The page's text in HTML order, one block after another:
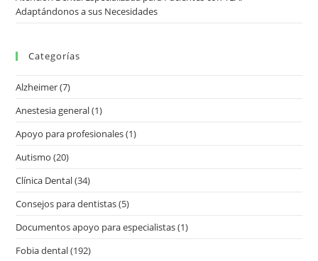
Adaptándonos a sus Necesidades
Categorías
Alzheimer(7)
Anestesia general(1)
Apoyo para profesionales(1)
Autismo (20)
Clínica Dental(34)
Consejos para dentistas(5)
Documentos apoyo para especialistas(1)
Fobia dental(192)